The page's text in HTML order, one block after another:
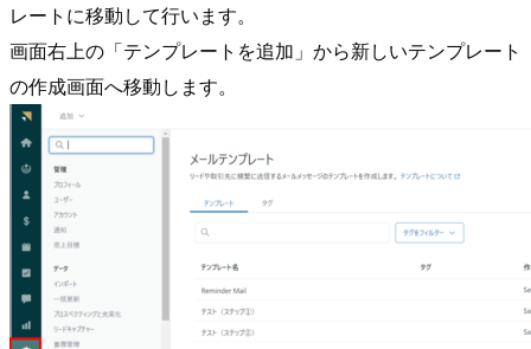
レートに移動して行います。
画面右上の「テンプレートを追加」から新しいテンプレート
の作成画面へ移動します。